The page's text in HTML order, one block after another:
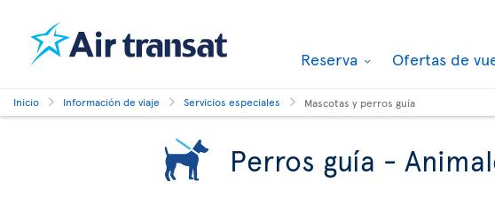
Reserva Ofertas de
Inicio Información de viaje Servicios especiales Mascotas y perros guía
Perros guía -